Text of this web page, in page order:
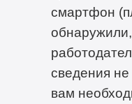
смартфон
сведения
вам